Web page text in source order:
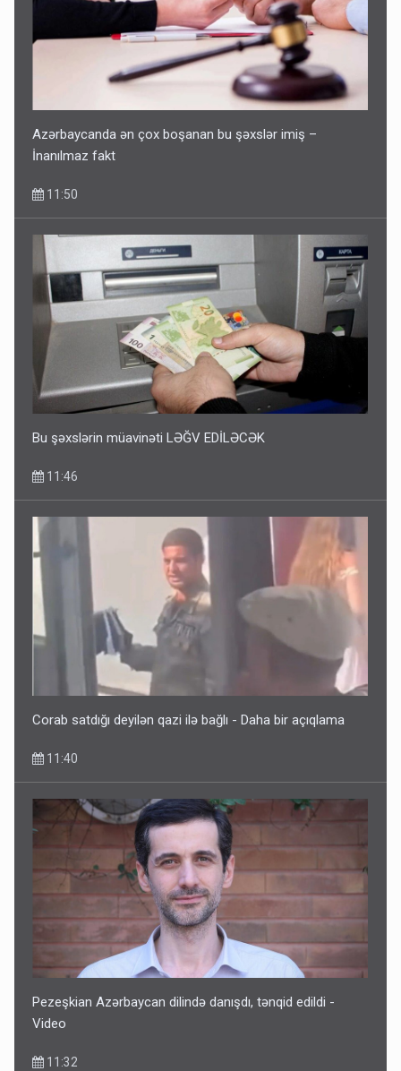
Azərbaycanda ən çox boşanan bu şəxslər imiş –
İnanılmaz fakt
11:50
Bu şəxslərin müavinəti LƏĞV EDİLƏCƏK
11:46
Corab satdığı deyilən qazi ilə bağlı - Daha bir açıqlama
11:40
Pezeşkian Azərbaycan dilində danışdı, tənqid edildi -
Video
11:32